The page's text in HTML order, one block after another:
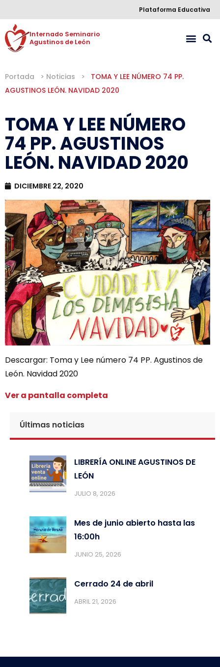
Plataforma Educativa
Internado Seminario
Agustinos de León
Portada > Noticias >
TOMA Y LEE NÚMERO 74 PP.
AGUSTINOS LEÓN. NAVIDAD 2020
TOMA Y LEE NÚMERO
74 PP. AGUSTINOS
LEÓN. NAVIDAD 2020
DICIEMBRE 22, 2020
Descargar: Toma y Lee número 74 PP. Agustinos de
León. Navidad 2020
Ver a pantalla completa
Últimas noticias
LIBRERÍA ONLINE AGUSTINOS DE
LEÓN
JULIO 8, 2026
Mes de junio abierto hasta las
16:00h
JUNIO 25, 2026
Cerrado 24 de abril
ABRIL 21, 2026